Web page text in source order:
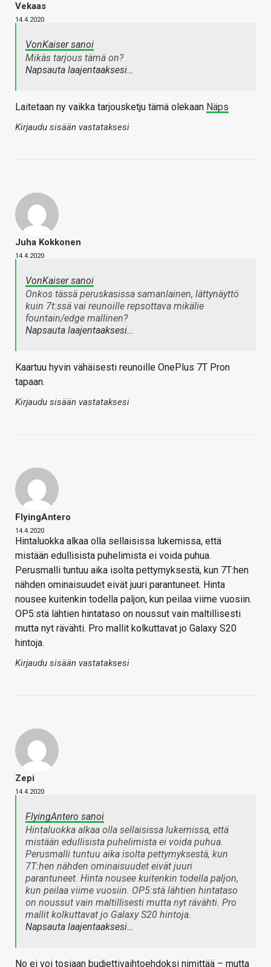
Vekaas
14.4.2020
VonKaiser sanoi
Mikäs tarjous tämä on?
Napsauta laajentaaksesi…
Laitetaan ny vaikka tarjousketju tämä olekaan Näps
Kirjaudu sisään vastataksesi
Juha Kokkonen
14.4.2020
VonKaiser sanoi
Onkos tässä peruskasissa samanlainen, lättynäyttö
kuin 7t:ssä vai reunoille repsottava mikälie
fountain/edge mallinen?
Napsauta laajentaaksesi…
Kaartuu hyvin vähäisesti reunoille OnePlus 7T Pron
tapaan.
Kirjaudu sisään vastataksesi
FlyingAntero
14.4.2020
Hintaluokka alkaa olla sellaisissa lukemissa, että
mistään edullisista puhelimista ei voida puhua.
Perusmalli tuntuu aika isolta pettymyksestä, kun 7T:hen
nähden ominaisuudet eivät juuri parantuneet. Hinta
nousee kuitenkin todella paljon, kun peilaa viime vuosiin.
OP5:stä lähtien hintataso on noussut vain maltillisesti
mutta nyt rävähti. Pro mallit kolkuttavat jo Galaxy S20
hintoja.
Kirjaudu sisään vastataksesi
Zepi
14.4.2020
FlyingAntero sanoi
Hintaluokka alkaa olla sellaisissa lukemissa, että
mistään edullisista puhelimista ei voida puhua.
Perusmalli tuntuu aika isolta pettymyksestä, kun
7T:hen nähden ominaisuudet eivät juuri
parantuneet. Hinta nousee kuitenkin todella paljon,
kun peilaa viime vuosiin. OP5:stä lähtien hintataso
on noussut vain maltillisesti mutta nyt rävähti. Pro
mallit kolkuttavat jo Galaxy S20 hintoja.
Napsauta laajentaaksesi…
No ei voi tosiaan budjettivaihtoehdoksi nimittää – mutta